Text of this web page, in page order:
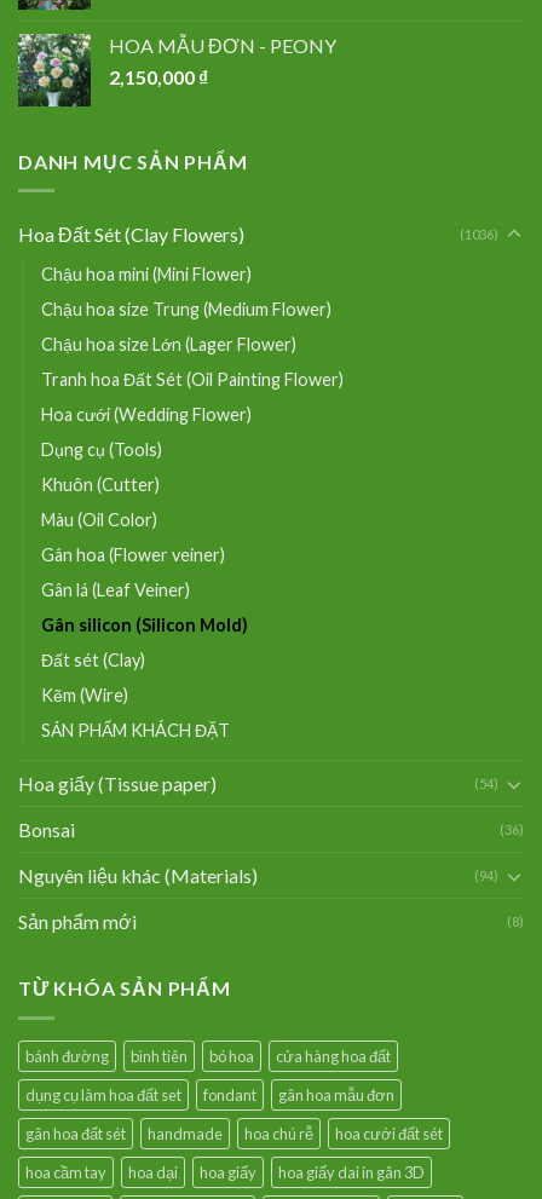
HOA MẪU ĐƠN - PEONY
2,150,000 ₫
DANH MỤC SẢN PHẨM
Hoa Đất Sét (Clay Flowers) (1036)
Chậu hoa mini (Mini Flower)
Chậu hoa size Trung (Medium Flower)
Chậu hoa size Lớn (Lager Flower)
Tranh hoa Đất Sét (Oil Painting Flower)
Hoa cưới (Wedding Flower)
Dụng cụ (Tools)
Khuôn (Cutter)
Màu (Oil Color)
Gân hoa (Flower veiner)
Gân lá (Leaf Veiner)
Gân silicon (Silicon Mold)
Đất sét (Clay)
Kẽm (Wire)
SẢN PHẨM KHÁCH ĐẶT
Hoa giấy (Tissue paper) (54)
Bonsai (36)
Nguyên liệu khác (Materials) (94)
Sản phẩm mới (8)
TỪ KHÓA SẢN PHẨM
bánh đường bình tiên bó hoa
cửa hàng hoa đất
dụng cụ làm hoa đất set
fondant
gân hoa mẫu đơn
gân hoa đất sét
handmade hoa chú rễ
hoa cưới đất sét
hoa cầm tay
hoa dại hoa giấy hoa giấy dai in gân 3D